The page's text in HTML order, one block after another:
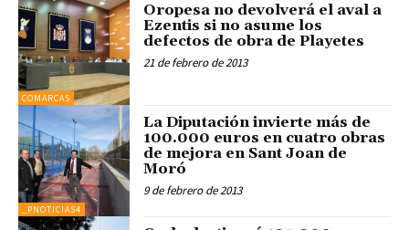
COMARCAS
Oropesa no devolverá el aval a
Ezentis si no asume los
defectos de obra de Playetes
21 de febrero de 2013
_PNOTICIAS4
La Diputación invierte más de
100.000 euros en cuatro obras
de mejora en Sant Joan de
Moró
9 de febrero de 2013